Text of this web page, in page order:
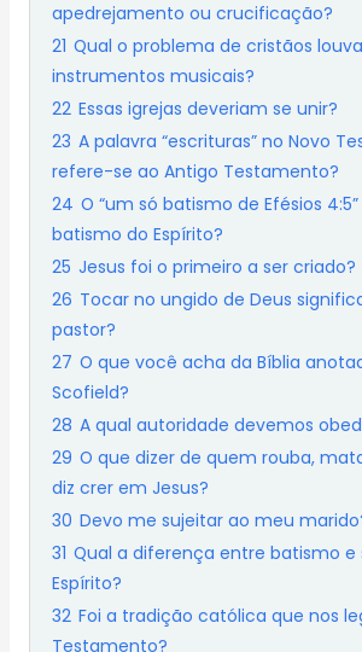
apedrejamento ou crucificação?
21 Qual o problema de cristãos
instrumentos musicais?
22 Essas igrejas deveriam se unir?
23 A palavra “escrituras” no Novo
refere-se ao Antigo Testamento?
24 O “um só batismo de Efésios
batismo do Espírito?
25 Jesus foi o primeiro a ser criado?
26 Tocar no ungido de Deus
pastor?
27 O que você acha da Bíblia
Scofield?
28 A qual autoridade devemos
29 O que dizer de quem rouba,
diz crer em Jesus?
30 Devo me sujeitar ao meu
31 Qual a diferença entre batismo e
Espírito?
32 Foi a tradição católica que nos
Testamento?